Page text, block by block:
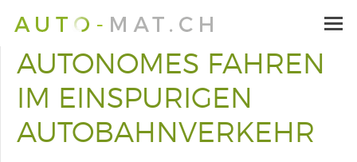
AUTONOMES FAHREN
IM EINSPURIGEN
AUTOBAHNVERKEHR